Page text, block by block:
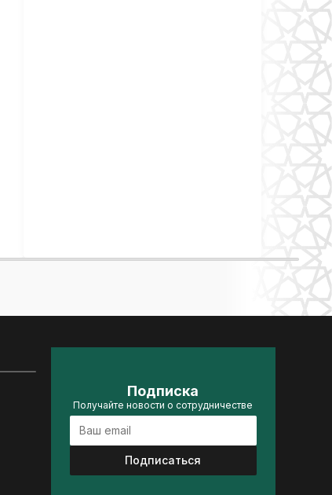
Подписка
Получайте новости о сотрудничестве
Подписаться